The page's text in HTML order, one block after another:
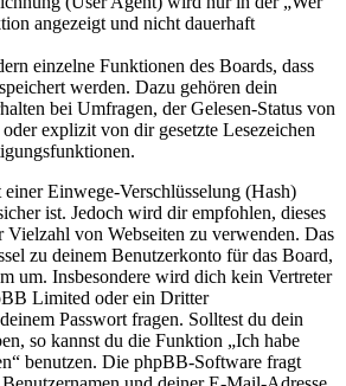
angezeigt und nicht dauerhaft
einzelne Funktionen des Boards, dass
werden. Dazu gehören dein
bei Umfragen, der Gelesen-Status von
explizit von dir gesetzte Lesezeichen
Einwege-Verschlüsselung (Hash)
ist. Jedoch wird dir empfohlen, dieses
Vielzahl von Webseiten zu verwenden. Das
zu deinem Benutzerkonto für das Board,
um. Insbesondere wird dich kein Vertreter
Limited oder ein Dritter
Passwort fragen. Solltest du dein
so kannst du die Funktion „Ich habe
benutzen. Die phpBB-Software fragt